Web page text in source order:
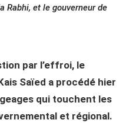
Rabhi, et le gouverneur de
par l’effroi, le
Saïed a procédé hier
qui touchent les
et régional.